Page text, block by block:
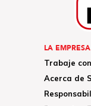
LA EMPRESA
Trabaje
Acerca de